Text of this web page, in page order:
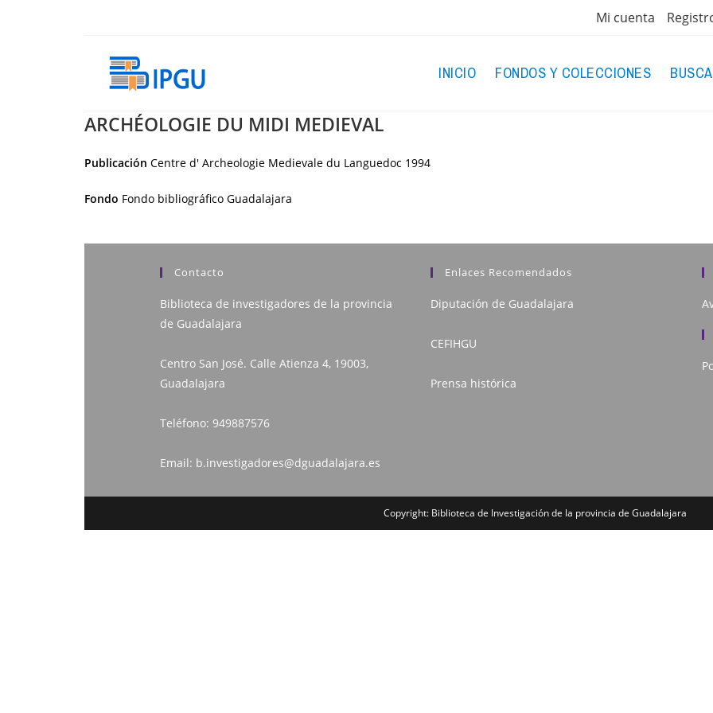
Mi cuenta
INICIO FONDOS Y COLECCIONES
ARCHÉOLOGIE DU MIDI MEDIEVAL
Publicación Centre d' Archeologie Medievale du Languedoc 1994
Fondo Fondo bibliográfico Guadalajara
Contacto
Biblioteca de investigadores de la provincia
de Guadalajara
Centro San José. Calle Atienza 4, 19003,
Guadalajara
Teléfono: 949887576
Email: b.investigadores@dguadalajara.es
Enlaces Recomendados
Diputación de Guadalajara
CEFIHGU
Prensa histórica
Copyright: Biblioteca de Investigación de la provincia de Guadalajara